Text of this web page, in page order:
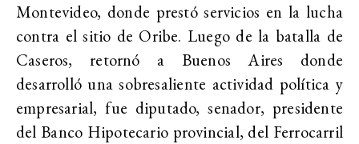
Montevideo, donde prestó servicios en la lucha
contra el sitio de Oribe. Luego de la batalla de
Caseros, retornó a Buenos Aires donde
desarrolló una sobresaliente actividad política y
empresarial, fue diputado, senador, presidente
del Banco Hipotecario provincial, del Ferrocarril